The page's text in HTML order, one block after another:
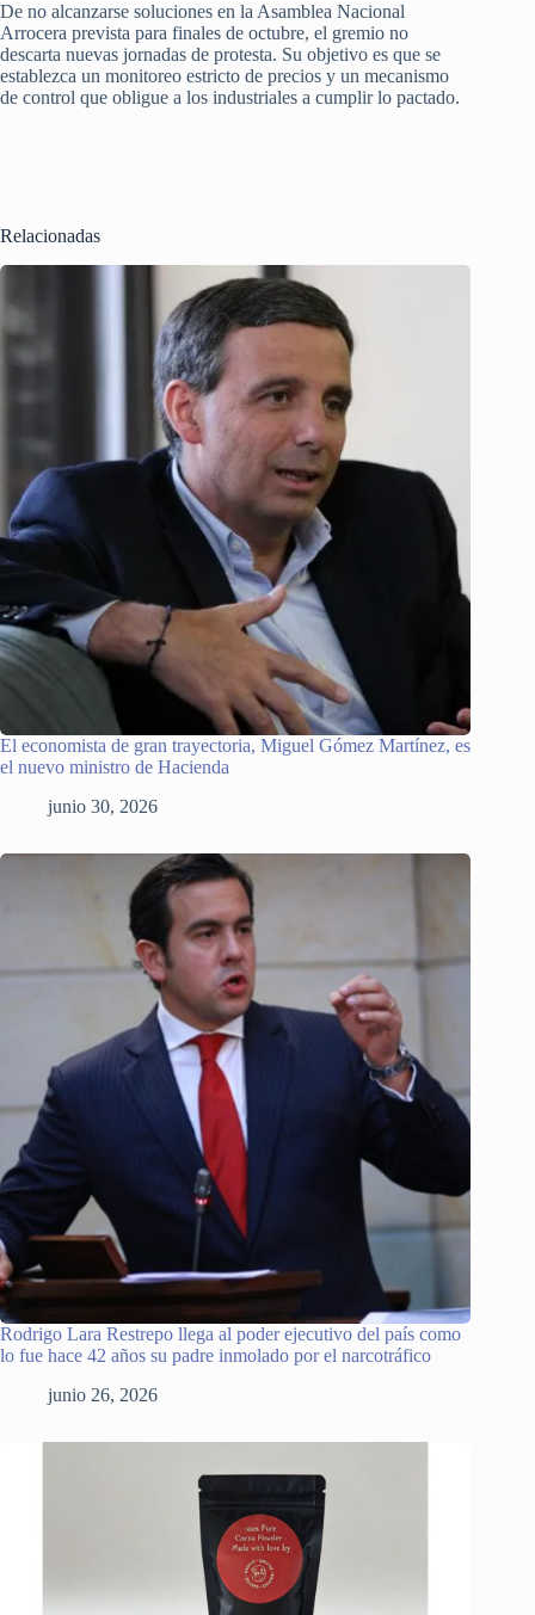
De no alcanzarse soluciones en la Asamblea Nacional
Arrocera prevista para finales de octubre, el gremio no
descarta nuevas jornadas de protesta. Su objetivo es que se
establezca un monitoreo estricto de precios y un mecanismo
de control que obligue a los industriales a cumplir lo pactado.
Relacionadas
El economista de gran trayectoria, Miguel Gómez Martínez, es
el nuevo ministro de Hacienda
junio 30, 2026
Rodrigo Lara Restrepo llega al poder ejecutivo del país como
lo fue hace 42 años su padre inmolado por el narcotráfico
junio 26, 2026